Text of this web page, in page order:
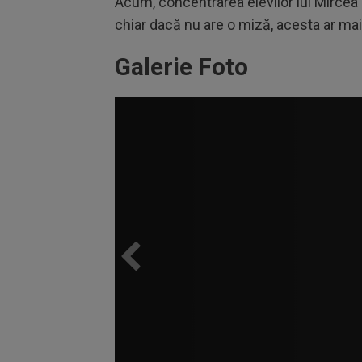
chiar dacă nu are o miză, acesta ar
Galerie Foto